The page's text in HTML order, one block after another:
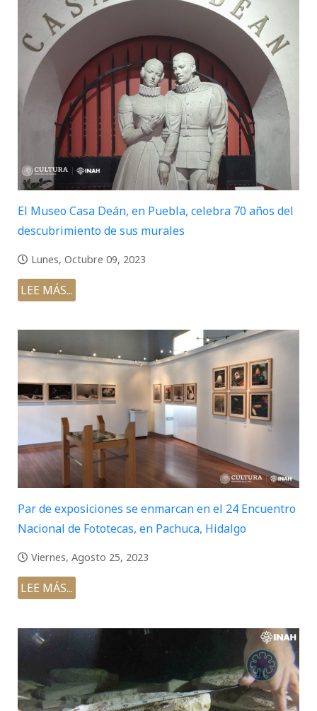
El Museo Casa Deán, en Puebla, celebra 70 años del
descubrimiento de sus murales
Lunes, Octubre 09, 2023
LEE MÁS...
Par de exposiciones se enmarcan en el 24 Encuentro
Nacional de Fototecas, en Pachuca, Hidalgo
Viernes, Agosto 25, 2023
LEE MÁS...